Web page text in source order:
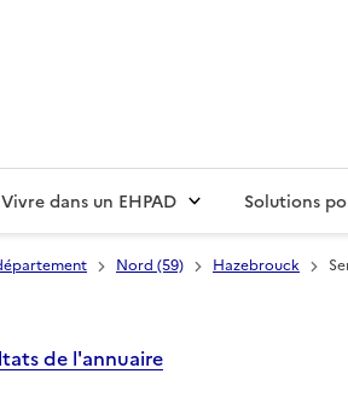
Vivre dans un EHPAD Solutions
Nord (59) Hazebrouck
de l'annuaire